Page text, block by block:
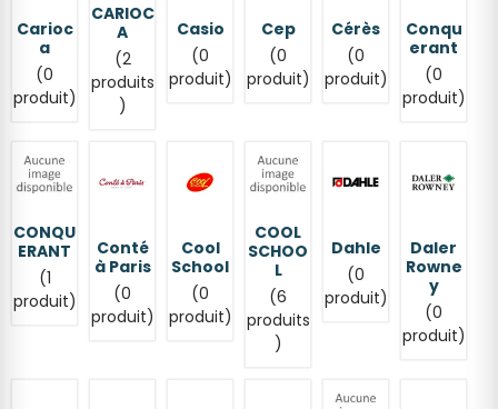
Carioc
a
(0
produit)
CARIOC
A
(2
produits
)
Casio
(0
produit)
Cep
(0
produit)
Cérès
(0
produit)
Conqu
erant
(0
produit)
CONQU
ERANT
(1
produit)
Conté
à Paris
(0
produit)
Cool
School
(0
produit)
COOL
SCHOO
L
(6
produits
)
Dahle
(0
produit)
Daler
Rowne
y
(0
produit)